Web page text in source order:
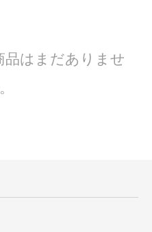
はまだありませ